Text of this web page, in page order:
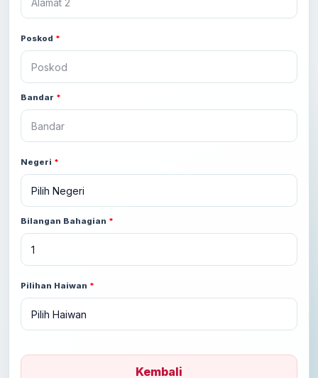
Poskod *
Bandar *
Negeri *
Bilangan Bahagian *
Pilihan Haiwan *
Kembali